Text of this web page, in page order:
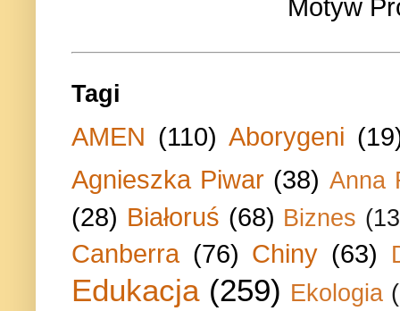
Motyw
Tagi
AMEN (110) Aborygeni
Agnieszka Piwar (38) Anna
(28) Białoruś (68) Biznes
Canberra (76) Chiny (63)
Edukacja (259) Ekologia